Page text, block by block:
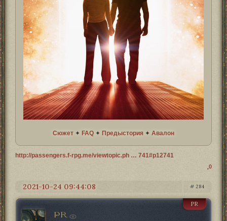
Сюжет ✦ FAQ ✦ Предыстория ✦ Авалон
http://passengers.f-rpg.me/viewtopic.ph … 741#p12741
0
284
2021-10-24 09:44:08
PR
PR